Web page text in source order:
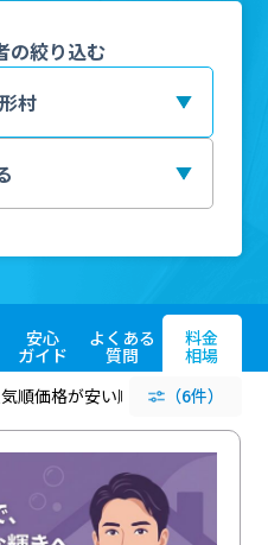
の絞り込む
安心
ガイド
よくある
質問
料金
相場
順価格が安い順 評価が高い順
（6件）